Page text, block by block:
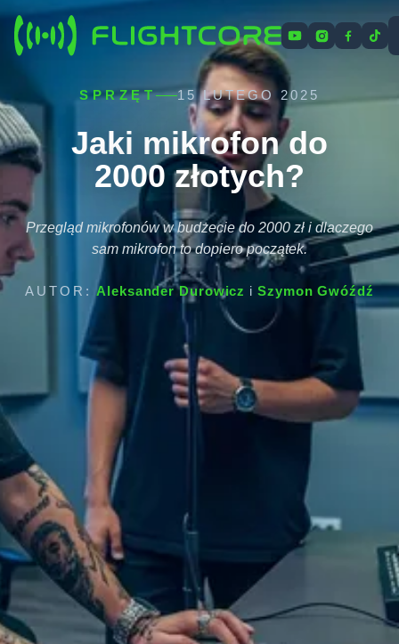
CennikOferta ArtykułyO nas Kontakt
SPRZĘT 15 LUTEGO 2025
Jaki mikrofon do
2000 złotych?
Przegląd mikrofonów w budżecie do 2000 zł i dlaczego
sam mikrofon to dopiero początek.
AUTOR: Aleksander Durowicz iSzymon Gwóźdź